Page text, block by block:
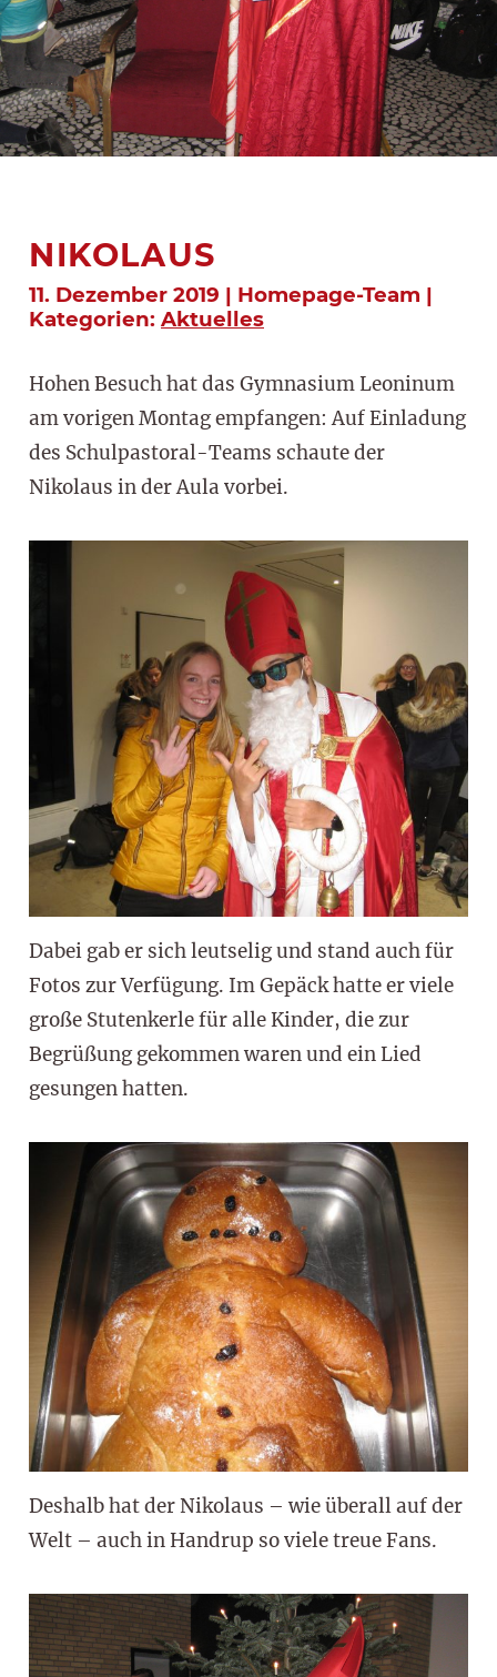
NIKOLAUS
11. Dezember 2019 | Homepage-Team |
Kategorien: Aktuelles
Hohen Besuch hat das Gymnasium Leoninum
am vorigen Montag empfangen: Auf Einladung
des Schulpastoral-Teams schaute der
Nikolaus in der Aula vorbei.
Dabei gab er sich leutselig und stand auch für
Fotos zur Verfügung. Im Gepäck hatte er viele
große Stutenkerle für alle Kinder, die zur
Begrüßung gekommen waren und ein Lied
gesungen hatten.
Deshalb hat der Nikolaus – wie überall auf der
Welt – auch in Handrup so viele treue Fans.